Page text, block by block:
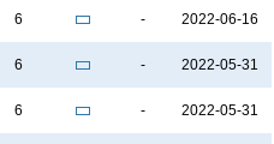
6 - 2022-06-16
6 - 2022-05-31
6 - 2022-05-31